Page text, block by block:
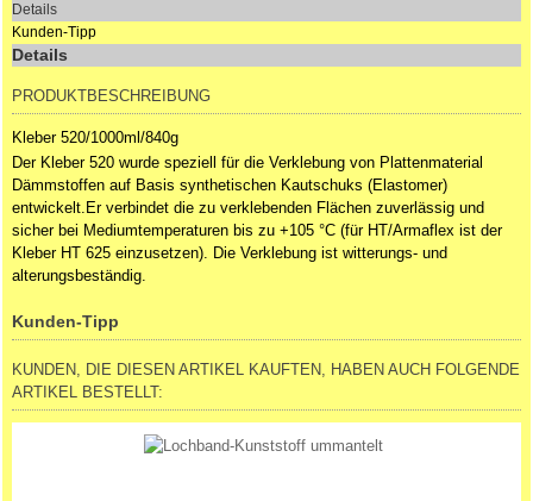
Details
Kunden-Tipp
Details
PRODUKTBESCHREIBUNG
Kleber 520/1000ml/840g
Der Kleber 520 wurde speziell für die Verklebung von Plattenmaterial
Dämmstoffen auf Basis synthetischen Kautschuks (Elastomer)
entwickelt.Er verbindet die zu verklebenden Flächen zuverlässig und
sicher bei Mediumtemperaturen bis zu +105 °C (für HT/Armaflex ist der
Kleber HT 625 einzusetzen). Die Verklebung ist witterungs- und
alterungsbeständig.
Kunden-Tipp
KUNDEN, DIE DIESEN ARTIKEL KAUFTEN, HABEN AUCH FOLGENDE
ARTIKEL BESTELLT: